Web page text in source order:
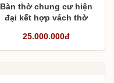
Bàn thờ chung cư hiện
đại kết hợp vách thờ
25.000.000đ